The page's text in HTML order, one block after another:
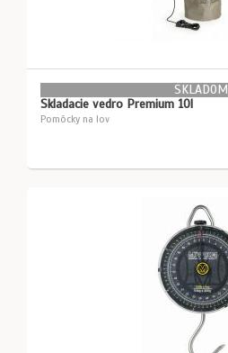
SKLADOM
Skladacie vedro Premium 10l
Pomôcky na lov